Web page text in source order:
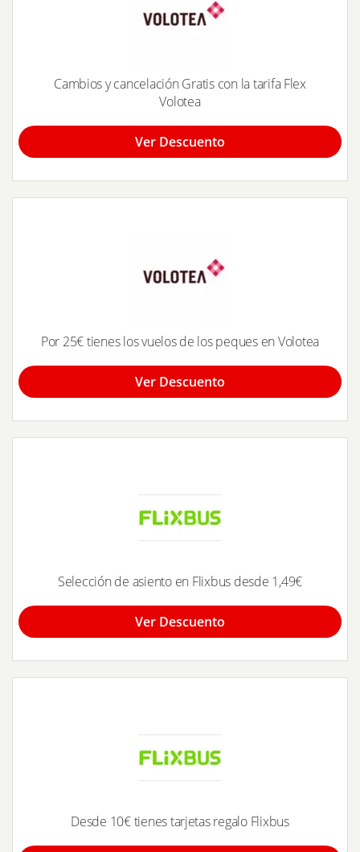
Cambios y cancelación Gratis con la tarifa Flex
Volotea
Ver Descuento
Por 25€ tienes los vuelos de los peques en Volotea
Ver Descuento
Selección de asiento en Flixbus desde 1,49€
Ver Descuento
Desde 10€ tienes tarjetas regalo Flixbus